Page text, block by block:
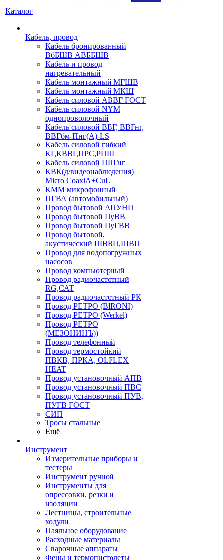
Каталог
Кабель, провод
Кабель бронированный
ВбБШВ АВББШВ
Кабель и провод
нагревательный
Кабель монтажный МГШВ
Кабель монтажный МКШ
Кабель силовой АВВГ ГОСТ
Кабель силовой NYM
однопроволочный
Кабель силовой ВВГ, ВВГнг,
ВВГбм-Пнг(А)-LS
Кабель силовой гибкий
КГ,КВВГ,ПРС,РПШ
Кабель силовой ППГнг
КВК(д/видеонаблюдения)
Micro CoaxiA+CuL
КММ микрофонный
ПГВА (автомобильный)
Провод бытовой АПУНП
Провод бытовой ПуВВ
Провод бытовой ПуГВВ
Провод бытовой,
акустический ШВВП,ШВП
Провод для водопогружных
насосов
Провод компьютерный
Провод радиочастотный
RG,САТ
Провод радиочастотный РК
Провод РЕТРО (BIRONI)
Провод РЕТРО (Werkel)
Провод РЕТРО
(МЕЗОНИНЪ))
Провод телефонный
Провод термостойкий
ПВКВ, ПРКА, OLFLEX
HEAT
Провод установочный АПВ
Провод установочный ПВС
Провод установочный ПУВ,
ПУГВ ГОСТ
СИП
Тросы стальные
Ещё
Инструмент
Измерительные приборы и
тестеры
Инструмент ручной
Инструменты для
опрессовки, резки и
изоляции
Лестницы, строительные
ходули
Паяльное оборудование
Расходные материалы
Сварочные аппараты
Фены и термопистолеты